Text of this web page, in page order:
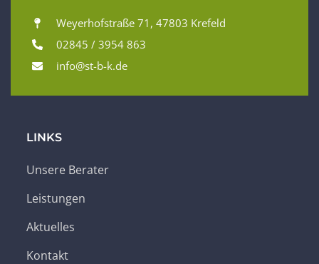
Weyerhofstraße 71, 47803 Krefeld
02845 / 3954 863
info@st-b-k.de
LINKS
Unsere Berater
Leistungen
Aktuelles
Kontakt